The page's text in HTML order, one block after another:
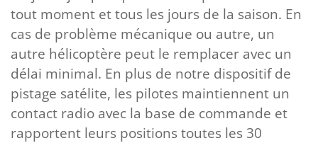
tout moment et tous les jours de la saison. En
cas de problème mécanique ou autre, un
autre hélicoptère peut le remplacer avec un
délai minimal. En plus de notre dispositif de
pistage satélite, les pilotes maintiennent un
contact radio avec la base de commande et
rapportent leurs positions toutes les 30